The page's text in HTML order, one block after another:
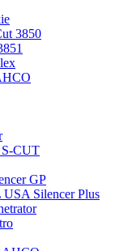
3850
S-CUT
GP
Silencer Plus